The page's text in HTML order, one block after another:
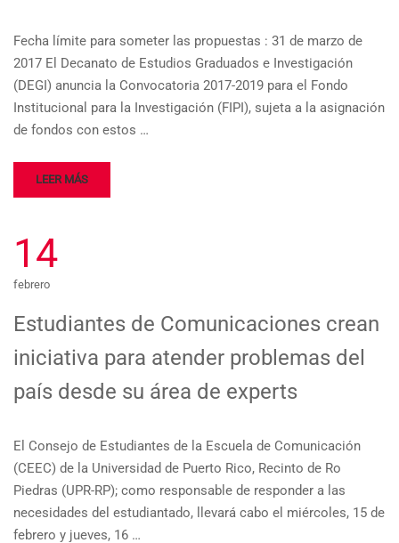
Fecha límite para someter las propuestas : 31 de marzo de
2017 El Decanato de Estudios Graduados e Investigación
(DEGI) anuncia la Convocatoria 2017-2019 para el Fondo
Institucional para la Investigación (FIPI), sujeta a la asignación
de fondos con estos …
LEER MÁS
14
febrero
Estudiantes de Comunicaciones crean
iniciativa para atender problemas del
país desde su área de experts
El Consejo de Estudiantes de la Escuela de Comunicación
(CEEC) de la Universidad de Puerto Rico, Recinto de Ro
Piedras (UPR-RP); como responsable de responder a las
necesidades del estudiantado, llevará cabo el miércoles, 15 de
febrero y jueves, 16 …